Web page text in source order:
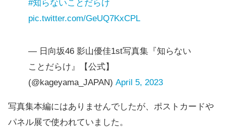
#知らないことだらけ
pic.twitter.com/GeUQ7KxCPL
— 日向坂46 影山優佳1st写真集『知らない
ことだらけ』【公式】
(@kageyama_JAPAN) April 5, 2023
写真集本編にはありませんでしたが、ポストカードや
パネル展で使われていました。